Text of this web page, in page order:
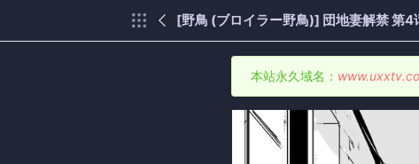
[野鳥 (ブロイラー野鳥)] 団地妻解禁 第4
本站永久域名：